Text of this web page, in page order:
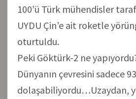
100’ü Türk mühendisler
UYDU Çin’e ait roketle
oturtuldu.
Peki Göktürk-2 ne
Dünyanın çevresini sadece
dolaşabiliyordu…Uzaydan,